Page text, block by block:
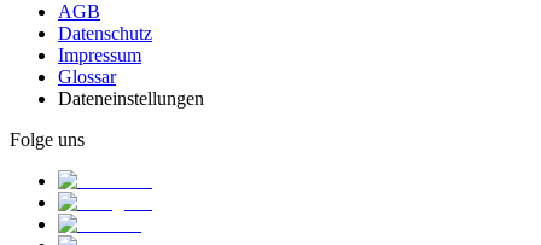
AGB
Datenschutz
Impressum
Glossar
Dateneinstellungen
Folge uns